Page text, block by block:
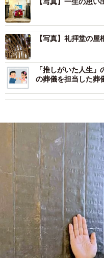
【写真】礼拝堂の
「推しがいた人生
の葬儀を担当した葬